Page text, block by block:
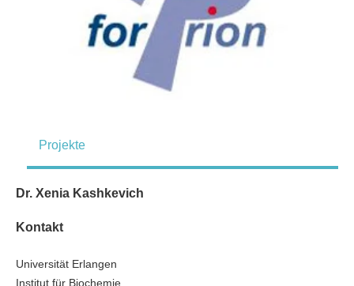
Projekte
Dr. Xenia Kashkevich
Kontakt
Universität Erlangen
Institut für Biochemie